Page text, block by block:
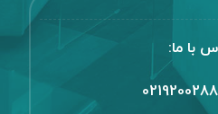
با ما: